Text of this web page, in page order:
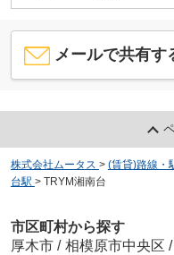
メールで共有す
株式会社ムータス > (賃貸)路線・
台駅 > TRYM湘南台
市区町村から探す
厚木市 / 相模原市中央区 /